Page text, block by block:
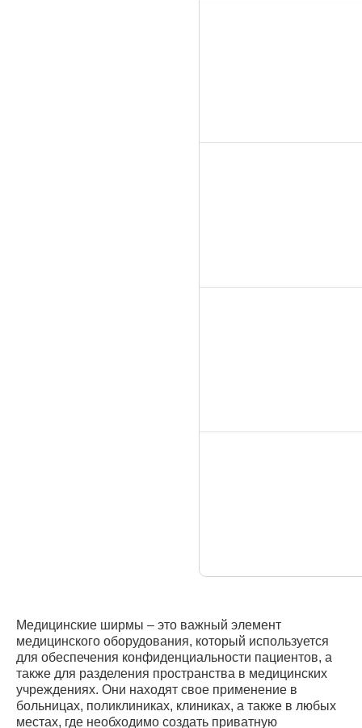
Медицинские ширмы – это важный элемент
медицинского оборудования, который используется
для обеспечения конфиденциальности пациентов, а
также для разделения пространства в медицинских
учреждениях. Они находят свое применение в
больницах, поликлиниках, клиниках, а также в любых
местах, где необходимо создать приватную